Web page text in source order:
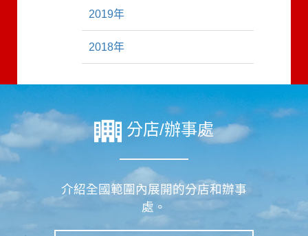
2019年
2018年
分店/辦事處
介紹全國範圍內展開的分店和辦事
處。